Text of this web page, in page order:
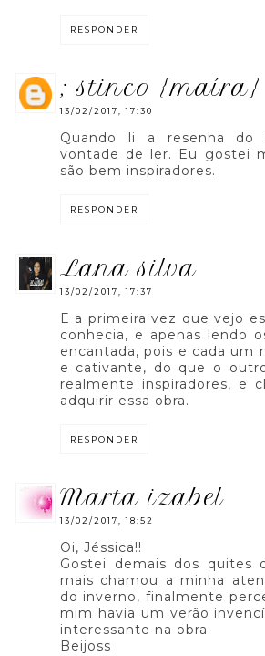
RESPONDER
; stinco {maíra}
13/02/2017, 17:30
Quando li a resenha do
vontade de ler. Eu gostei
são bem inspiradores.
RESPONDER
lana silva
13/02/2017, 17:37
E a primeira vez que vejo
conhecia, e apenas lendo
encantada, pois e cada um
e cativante, do que o
realmente inspiradores, e
adquirir essa obra.
RESPONDER
marta izabel
13/02/2017, 18:52
Oi, Jéssica!!
Gostei demais dos quites
mais chamou a minha
do inverno, finalmente
mim havia um verão
interessante na obra.
Beijoss